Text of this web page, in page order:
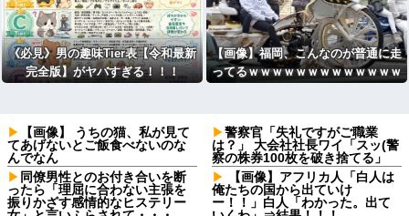
《必見》男の趣味Tier表【令和最新
完全版】がヤバすぎる！！！
【画像】福岡、こんなのが普通に走
ってるｗｗｗｗｗｗｗｗｗｗｗｗｗ
【画像】 うちの猫、私が見て
てあげないとご飯食べないのな
んでなん
同僚男性とのお付き合いを断
ったら「理屈に合わない主張を
振りかざす感情的なヒステリー
警察官「失礼ですがご職業
は？」 大会社社長ワイ「スッ(警
察の株券100枚を破き捨てる」
【画像】アフリカ人「白人は
俺たちの国から出ていけ
ー！！」白人「わかった。出て